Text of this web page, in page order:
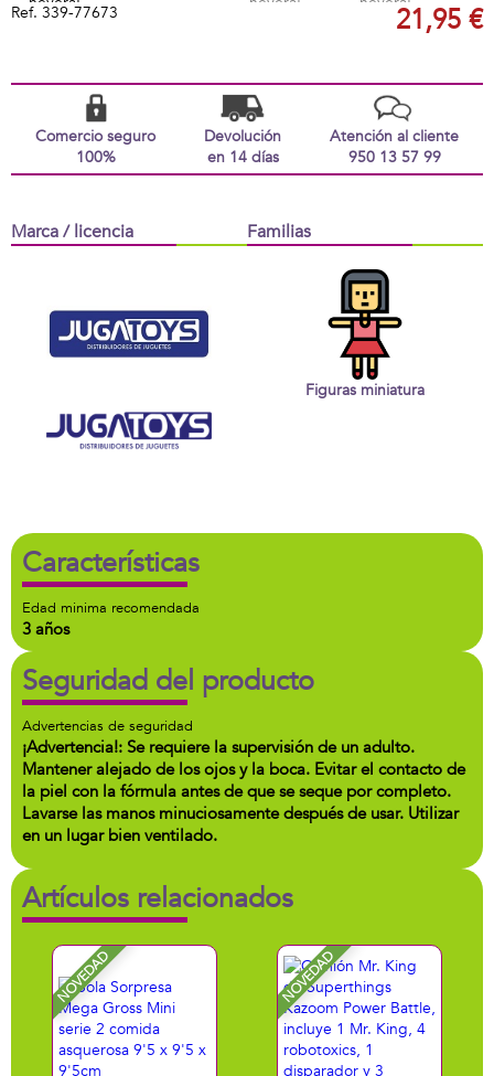
Ref. 339-77673 21,95 €
Comercio seguro
100%
Devolución
en 14 días
Atención al cliente
950 13 57 99
Marca / licencia Familias
Figuras miniatura
Características
Edad minima recomendada
3 años
Seguridad del producto
Advertencias de seguridad
¡Advertencia!: Se requiere la supervisión de un adulto.
Mantener alejado de los ojos y la boca. Evitar el contacto de
la piel con la fórmula antes de que se seque por completo.
Lavarse las manos minuciosamente después de usar. Utilizar
en un lugar bien ventilado.
Artículos relacionados
NOVEDAD NOVEDAD